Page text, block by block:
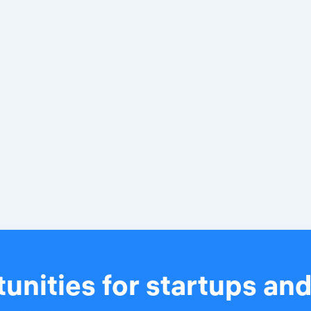
for startups